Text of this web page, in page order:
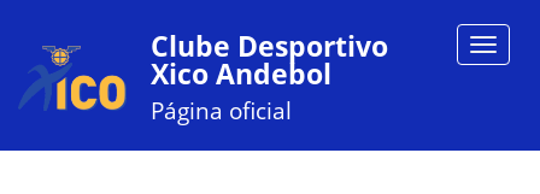
Toggle
Clube Desportivo
Xico Andebol
Página oficial